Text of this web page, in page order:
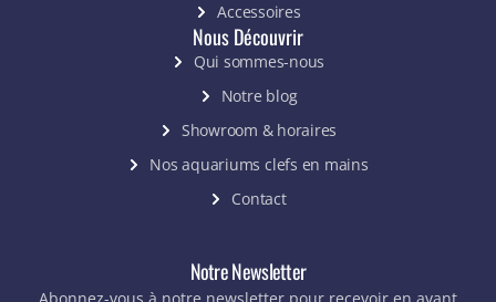
Accessoires
Nous Découvrir
Qui sommes-nous
Notre blog
Showroom & horaires
Nos aquariums clefs en mains
Contact
Notre Newsletter
Abonnez-vous à notre newsletter pour recevoir en avant